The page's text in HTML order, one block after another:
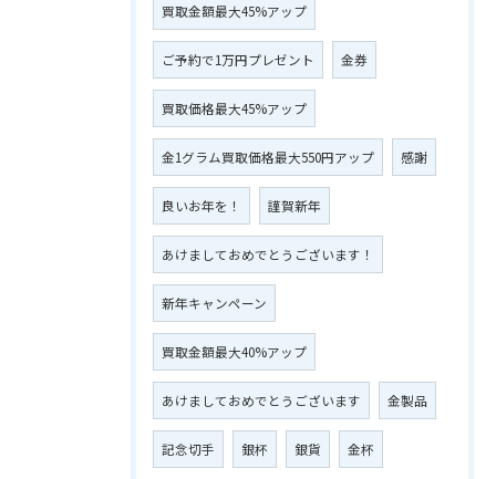
買取金額最大45%アップ
ご予約で1万円プレゼント 金券
買取価格最大45%アップ
金1グラム買取価格最大550円アップ 感謝
良いお年を！ 謹賀新年
あけましておめでとうございます！
新年キャンペーン
買取金額最大40%アップ
あけましておめでとうございます 金製品
記念切手 銀杯 銀貨 金杯